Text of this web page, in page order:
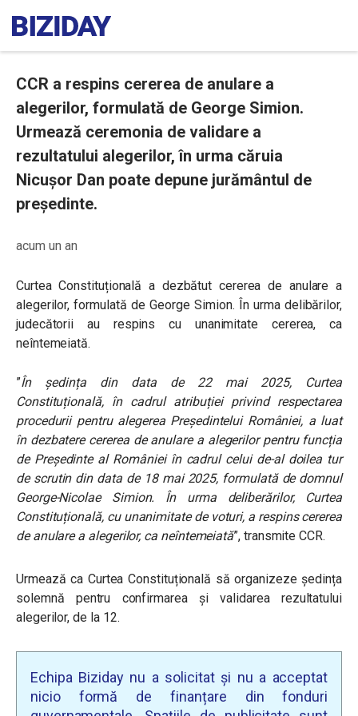
CCR a respins cererea de anulare a
alegerilor, formulată de George Simion.
Urmează ceremonia de validare a
rezultatului alegerilor, în urma căruia
Nicușor Dan poate depune jurământul de
președinte.
acum un an
Curtea Constituțională a dezbătut cererea de anulare a
alegerilor, formulată de George Simion. În urma delibărilor,
judecătorii au respins cu unanimitate cererea, ca
neîntemeiată.
”În ședința din data de 22 mai 2025, Curtea
Constituțională, în cadrul atribuției privind respectarea
procedurii pentru alegerea Președintelui României, a luat
în dezbatere cererea de anulare a alegerilor pentru funcția
de Președinte al României în cadrul celui de-al doilea tur
de scrutin din data de 18 mai 2025, formulată de domnul
George-Nicolae Simion. În urma deliberărilor, Curtea
Constituțională, cu unanimitate de voturi, a respins cererea
de anulare a alegerilor, ca neîntemeiată”, transmite CCR.
Urmează ca Curtea Constituțională să organizeze ședința
solemnă pentru confirmarea și validarea rezultatului
alegerilor, de la 12.
Echipa Biziday nu a solicitat și nu a acceptat
nicio formă de finanțare din fonduri